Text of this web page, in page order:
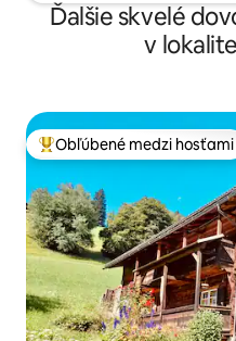
Ďalšie skvelé
v
Najobľúbenejšie medzi
Obľúbené medzi hosťami